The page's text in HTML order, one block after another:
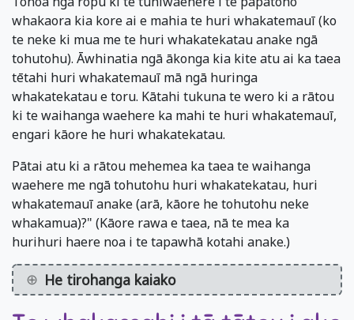
whakaora kia kore ai e mahia te huri whakatemauī (ko
te neke ki mua me te huri whakatekatau anake ngā
tohutohu). Āwhinatia ngā ākonga kia kite atu ai ka taea
tētahi huri whakatemauī mā ngā huringa
whakatekatau e toru. Kātahi tukuna te wero ki a rātou
ki te waihanga waehere ka mahi te huri whakatemauī,
engari kāore he huri whakatekatau.
Pātai atu ki a rātou mehemea ka taea te waihanga
waehere me ngā tohutohu huri whakatekatau, huri
whakatemauī anake (arā, kāore he tohutohu neke
whakamua)?" (Kāore rawa e taea, nā te mea ka
hurihuri haere noa i te tapawhā kotahi anake.)
He tirohanga kaiako